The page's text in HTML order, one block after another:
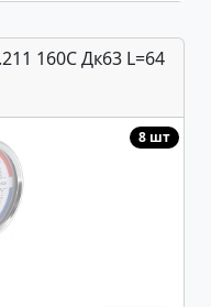
160С Дк63 L=64
8 шт